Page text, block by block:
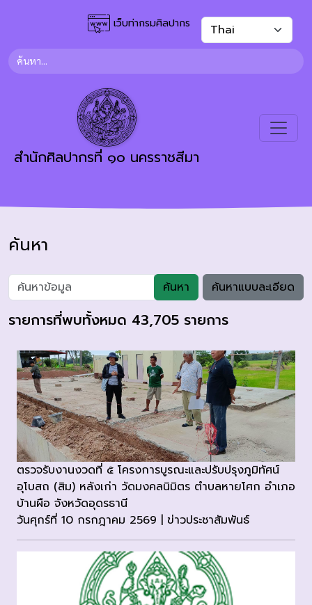
เว็บท่ากรมศิลปากร
สำนักศิลปากรที่ ๑๐ นครราชสีมา
ค้นหา
ค้นหา ค้นหาแบบละเอียด
รายการที่พบทั้งหมด 43,705 รายการ
ตรวจรับงานงวดที่ ๕ โครงการบูรณะและปรับปรุงภูมิทัศน์
อุโบสถ (สิม) หลังเก่า วัดมงคลนิมิตร ตำบลหายโศก อำเภอ
บ้านผือ จังหวัดอุดรธานี
วันศุกร์ที่ 10 กรกฎาคม 2569 | ข่าวประชาสัมพันธ์